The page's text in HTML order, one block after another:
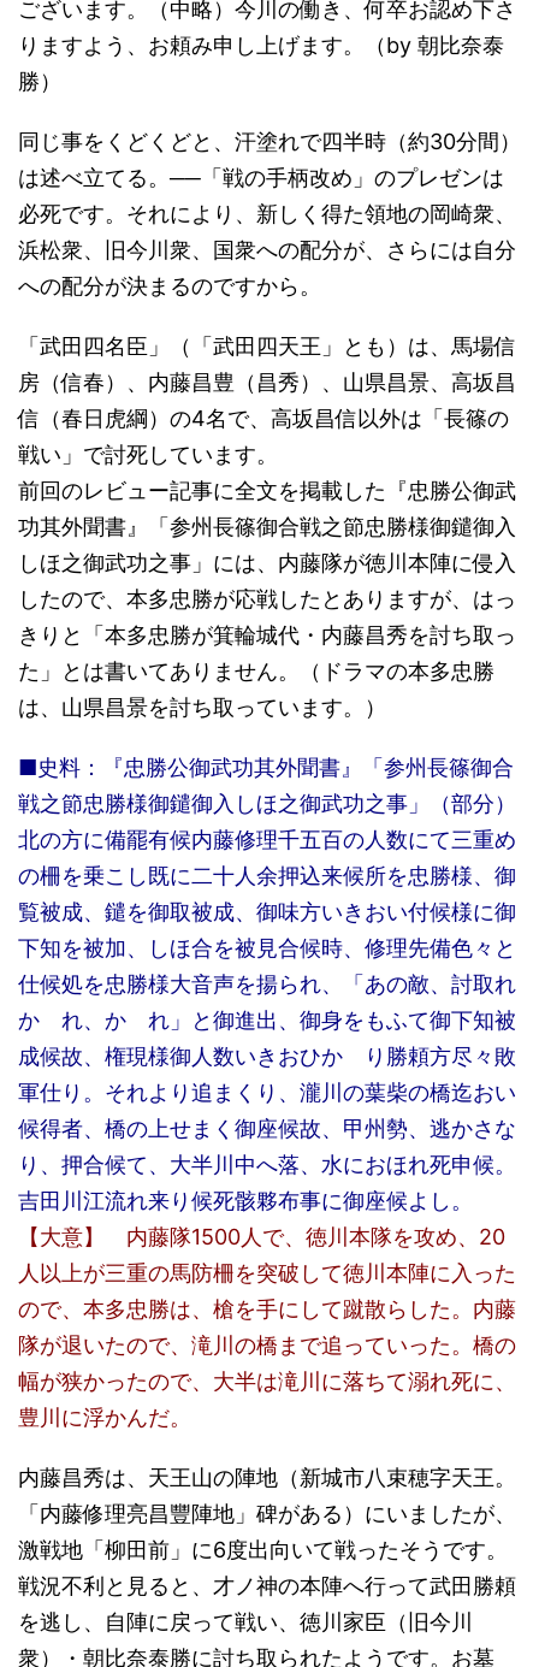
ございます。（中略）今川の働き、何卒お認め下さ
りますよう、お頼み申し上げます。（by 朝比奈泰
勝）
同じ事をくどくどと、汗塗れで四半時（約30分間）
は述べ立てる。──「戦の手柄改め」のプレゼンは
必死です。それにより、新しく得た領地の岡崎衆、
浜松衆、旧今川衆、国衆への配分が、さらには自分
への配分が決まるのですから。
「武田四名臣」（「武田四天王」とも）は、馬場信
房（信春）、内藤昌豊（昌秀）、山県昌景、高坂昌
信（春日虎綱）の4名で、高坂昌信以外は「長篠の
戦い」で討死しています。
前回のレビュー記事に全文を掲載した『忠勝公御武
功其外聞書』「参州長篠御合戦之節忠勝様御鑓御入
しほ之御武功之事」には、内藤隊が徳川本陣に侵入
したので、本多忠勝が応戦したとありますが、はっ
きりと「本多忠勝が箕輪城代・内藤昌秀を討ち取っ
た」とは書いてありません。（ドラマの本多忠勝
は、山県昌景を討ち取っています。）
■史料：『忠勝公御武功其外聞書』「参州長篠御合
戦之節忠勝様御鑓御入しほ之御武功之事」（部分）
北の方に備罷有候内藤修理千五百の人数にて三重め
の柵を乗こし既に二十人余押込来候所を忠勝様、御
覧被成、鑓を御取被成、御味方いきおい付候様に御
下知を被加、しほ合を被見合候時、修理先備色々と
仕候処を忠勝様大音声を揚られ、「あの敵、討取れ
かゝれ、かゝれ」と御進出、御身をもふて御下知被
成候故、権現様御人数いきおひかゝり勝頼方尽々敗
軍仕り。それより追まくり、瀧川の葉柴の橋迄おい
候得者、橋の上せまく御座候故、甲州勢、逃かさな
り、押合候て、大半川中へ落、水におほれ死申候。
吉田川江流れ来り候死骸夥布事に御座候よし。
【大意】 内藤隊1500人で、徳川本隊を攻め、20
人以上が三重の馬防柵を突破して徳川本陣に入った
ので、本多忠勝は、槍を手にして蹴散らした。内藤
隊が退いたので、滝川の橋まで追っていった。橋の
幅が狭かったので、大半は滝川に落ちて溺れ死に、
豊川に浮かんだ。
内藤昌秀は、天王山の陣地（新城市八束穂字天王。
「内藤修理亮昌豐陣地」碑がある）にいましたが、
激戦地「柳田前」に6度出向いて戦ったそうです。
戦況不利と見ると、才ノ神の本陣へ行って武田勝頼
を逃し、自陣に戻って戦い、徳川家臣（旧今川
衆）・朝比奈泰勝に討ち取られたようです。お墓